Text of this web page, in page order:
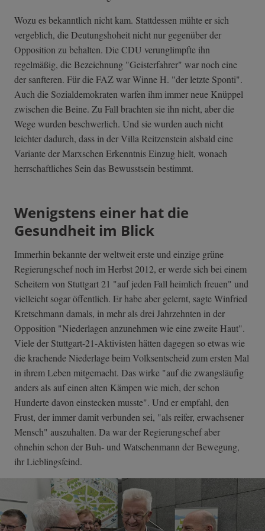
Wozu es bekanntlich nicht kam. Stattdessen mühte er sich
vergeblich, die Deutungshoheit nicht nur gegenüber der
Opposition zu behalten. Die CDU verunglimpfte ihn
regelmäßig, die Bezeichnung "Geisterfahrer" war noch eine
der sanfteren. Für die FAZ war Winne H. "der letzte Sponti".
Auch die Sozialdemokraten warfen ihm immer neue Knüppel
zwischen die Beine. Zu Fall brachten sie ihn nicht, aber die
Wege wurden beschwerlich. Und sie wurden auch nicht
leichter dadurch, dass in der Villa Reitzenstein alsbald eine
Variante der Marxschen Erkenntnis Einzug hielt, wonach
herrschaftliches Sein das Bewusstsein bestimmt.
Wenigstens einer hat die
Gesundheit im Blick
Immerhin bekannte der weltweit erste und einzige grüne
Regierungschef noch im Herbst 2012, er werde sich bei einem
Scheitern von Stuttgart 21 "auf jeden Fall heimlich freuen" und
vielleicht sogar öffentlich. Er habe aber gelernt, sagte Winfried
Kretschmann damals, in mehr als drei Jahrzehnten in der
Opposition "Niederlagen anzunehmen wie eine zweite Haut".
Viele der Stuttgart-21-Aktivisten hätten dagegen so etwas wie
die krachende Niederlage beim Volksentscheid zum ersten Mal
in ihrem Leben mitgemacht. Das wirke "auf die zwangsläufig
anders als auf einen alten Kämpen wie mich, der schon
Hunderte davon einstecken musste". Und er empfahl, den
Frust, der immer damit verbunden sei, "als reifer, erwachsener
Mensch" auszuhalten. Da war der Regierungschef aber
ohnehin schon der Buh- und Watschenmann der Bewegung,
ihr Lieblingsfeind.